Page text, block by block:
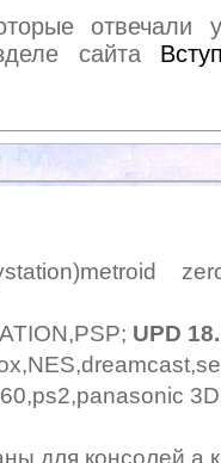
отвечали
сайта
UPD
для консолей а